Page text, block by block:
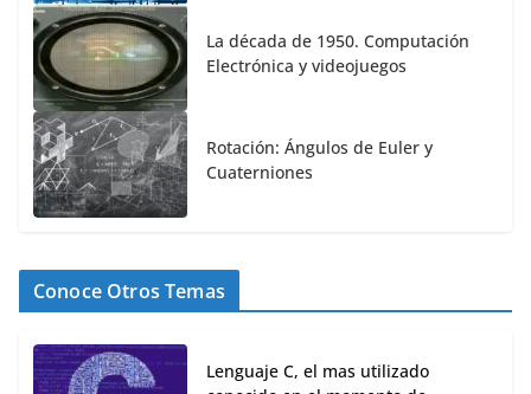
La década de 1950. Computación
Electrónica y videojuegos
Rotación: Ángulos de Euler y
Cuaterniones
Conoce Otros Temas
Lenguaje C, el mas utilizado